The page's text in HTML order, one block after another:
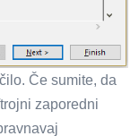
Če sumite, da
zaporedni